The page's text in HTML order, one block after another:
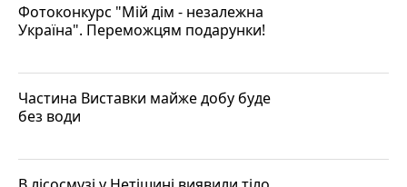
Фотоконкурс "Мій дім - незалежна
Україна". Переможцям подарунки!
Частина Виставки майже добу буде
без води